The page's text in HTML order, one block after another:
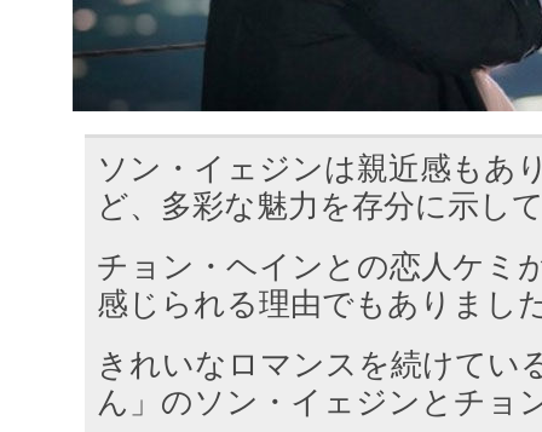
ソン・イェジンは親近感もあ
ど、多彩な魅力を存分に示し
チョン・ヘインとの恋人ケミ
感じられる理由でもありまし
きれいなロマンスを続けてい
ん」のソン・イェジンとチョ